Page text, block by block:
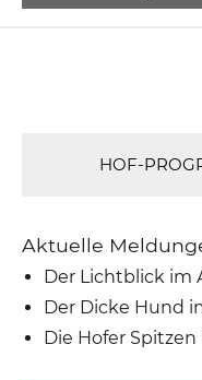
HOF-
Aktuelle
Der Lichtblick im
Der Dicke Hund
Die Hofer Spitzen